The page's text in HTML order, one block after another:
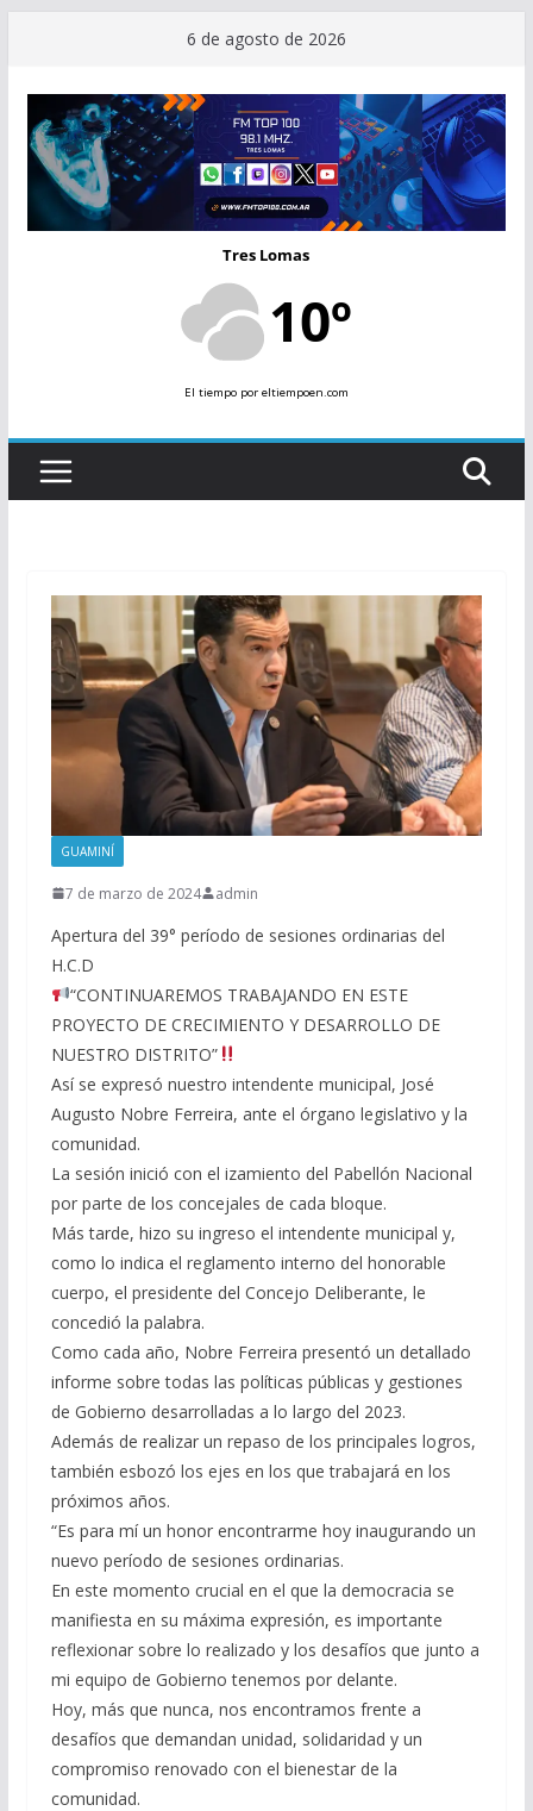
contenido
6 de agosto de 2026
Tres Lomas
10º
El tiempopor eltiempoen.com
GUAMINÍ
7 de marzo de 2024 admin
Apertura del 39° período de sesiones ordinarias del
H.C.D
“CONTINUAREMOS TRABAJANDO EN ESTE
PROYECTO DE CRECIMIENTO Y DESARROLLO DE
NUESTRO DISTRITO”
Así se expresó nuestro intendente municipal, José
Augusto Nobre Ferreira, ante el órgano legislativo y la
comunidad.
La sesión inició con el izamiento del Pabellón Nacional
por parte de los concejales de cada bloque.
Más tarde, hizo su ingreso el intendente municipal y,
como lo indica el reglamento interno del honorable
cuerpo, el presidente del Concejo Deliberante, le
concedió la palabra.
Como cada año, Nobre Ferreira presentó un detallado
informe sobre todas las políticas públicas y gestiones
de Gobierno desarrolladas a lo largo del 2023.
Además de realizar un repaso de los principales logros,
también esbozó los ejes en los que trabajará en los
próximos años.
“Es para mí un honor encontrarme hoy inaugurando un
nuevo período de sesiones ordinarias.
En este momento crucial en el que la democracia se
manifiesta en su máxima expresión, es importante
reflexionar sobre lo realizado y los desafíos que junto a
mi equipo de Gobierno tenemos por delante.
Hoy, más que nunca, nos encontramos frente a
desafíos que demandan unidad, solidaridad y un
compromiso renovado con el bienestar de la
comunidad.